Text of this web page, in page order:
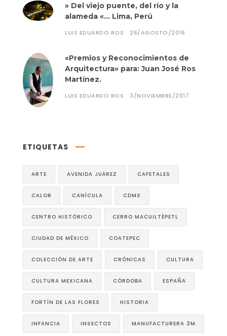
» Del viejo puente, del río y la
alameda «… Lima, Perú
LUIS EDUARDO ROS 26/AGOSTO/2016
«Premios y Reconocimientos de
Arquitectura» para: Juan José Ros
Martínez.
LUIS EDUARDO ROS 3/NOVIEMBRE/2017
ETIQUETAS
ARTE AVENIDA JUÁREZ CAFETALES
CALOR CANÍCULA CDMX
CENTRO HISTÓRICO CERRO MACUILTÉPETL
CIUDAD DE MÉXICO COATEPEC
COLECCIÓN DE ARTE CRÓNICAS CULTURA
CULTURA MEXICANA CÓRDOBA ESPAÑA
FORTÍN DE LAS FLORES HISTORIA
INFANCIA INSECTOS MANUFACTURERA 3M